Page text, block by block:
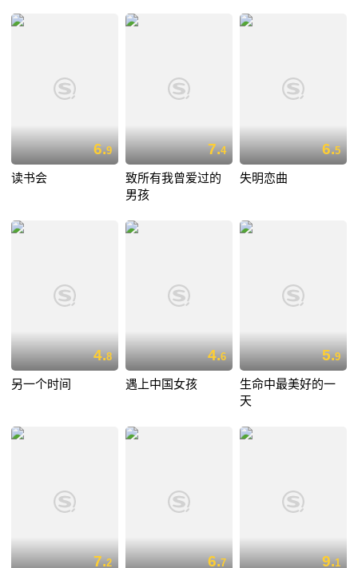
6.9
读书会
7.4
致所有我曾爱过的
男孩
6.5
失明恋曲
4.8
另一个时间
4.6
遇上中国女孩
5.9
生命中最美好的一
天
7.2 6.7 9.1